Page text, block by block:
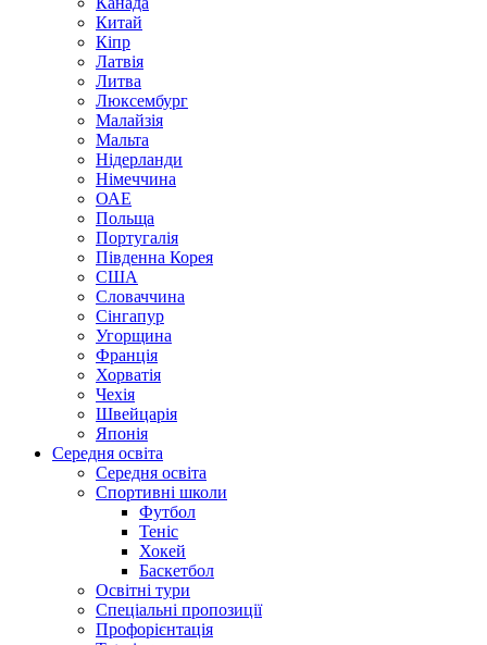
Китай
Кіпр
Латвія
Литва
Люксембург
Малайзія
Мальта
Нідерланди
Німеччина
ОАЕ
Польща
Португалія
Південна Корея
США
Словаччина
Сінгапур
Угорщина
Франція
Хорватія
Чехія
Швейцарія
Японія
Середня освіта
Середня освіта
Спортивні школи
Футбол
Теніс
Хокей
Баскетбол
Освітні тури
Спеціальні пропозиції
Профорієнтація